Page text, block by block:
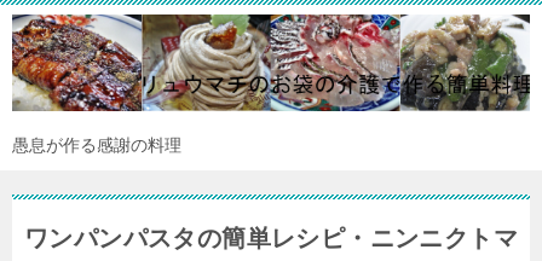
愚息が作る感謝の料理
ワンパンパスタの簡単レシピ・ニンニクトマ